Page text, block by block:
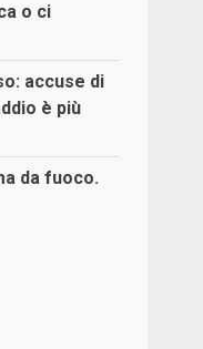
o ci
accuse di
è più
da fuoco.